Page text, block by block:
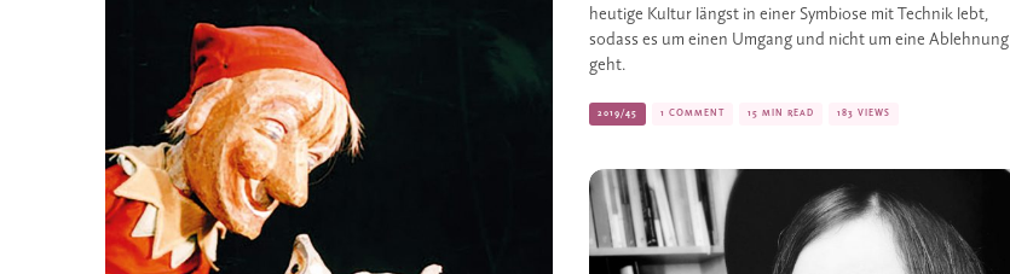
heutige Kultur längst in einer Symbiose mit Technik lebt,
sodass es um einen Umgang und nicht um eine Ablehnung
geht.
2019/45 1 COMMENT 15 MIN READ 183 VIEWS